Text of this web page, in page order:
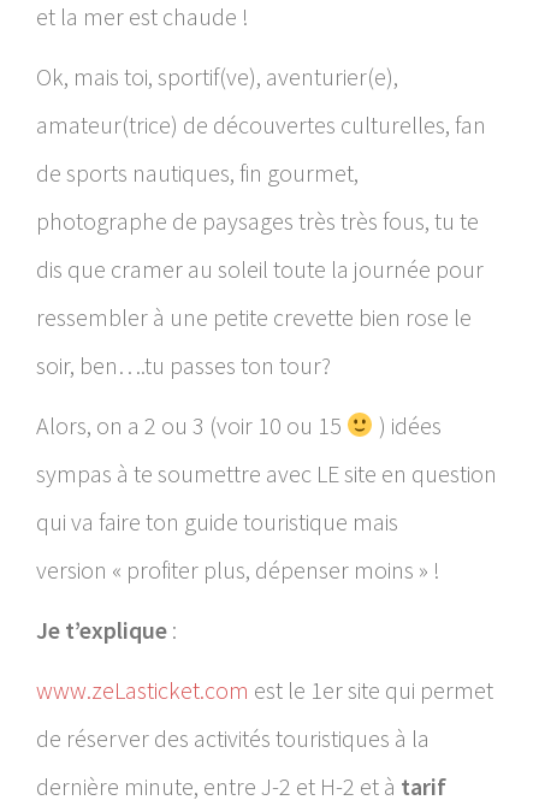
et la mer est chaude !
Ok, mais toi, sportif(ve), aventurier(e),
amateur(trice) de découvertes culturelles, fan
de sports nautiques, fin gourmet,
photographe de paysages très très fous, tu te
dis que cramer au soleil toute la journée pour
ressembler à une petite crevette bien rose le
soir, ben….tu passes ton tour?
Alors, on a 2 ou 3 (voir 10 ou 15
) idées
sympas à te soumettre avec LE site en question
qui va faire ton guide touristique mais
version « profiter plus, dépenser moins » !
Je t’explique :
www.zeLasticket.com est le 1er site qui permet
de réserver des activités touristiques à la
dernière minute, entre J-2 et H-2 et à tarif